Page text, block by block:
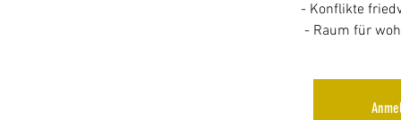
- Konflikte
- Raum für